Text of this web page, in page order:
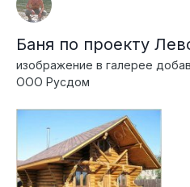
Баня по проекту
изображение в галерее
ООО Русдом